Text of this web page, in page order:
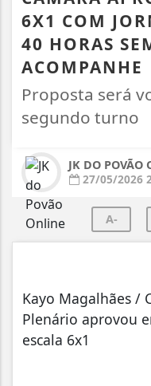
6X1 COM
40 HORAS
ACOMPANHE
Proposta será
segundo turno
JK DO POVÃO
27/05/2026
A-
Kayo Magalhães /
Plenário aprovou
escala 6x1